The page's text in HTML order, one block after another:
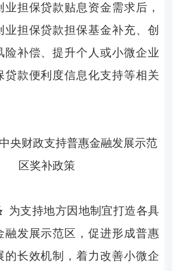
业担保贷款贴息资金需求后，
业担保贷款担保基金补充、创
险补偿、提升个人或小微企业
贷款便利度信息化支持等相关
中央财政支持普惠金融发展示范
区奖补政策
为支持地方因地制宜打造各具
融发展示范区，促进形成普惠
的长效机制，着力改善小微企